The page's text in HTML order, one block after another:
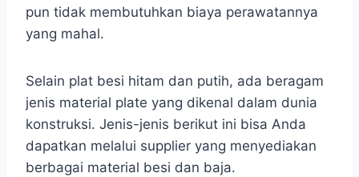
pun tidak membutuhkan biaya perawatannya
yang mahal.
Selain plat besi hitam dan putih, ada beragam
jenis material plate yang dikenal dalam dunia
konstruksi. Jenis-jenis berikut ini bisa Anda
dapatkan melalui supplier yang menyediakan
berbagai material besi dan baja.